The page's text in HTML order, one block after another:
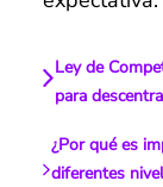
Ley de
para
¿Por qué es
diferentes